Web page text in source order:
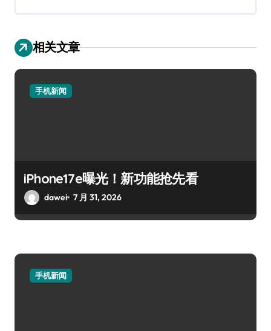
相关文章
手机新闻
iPhone17e曝光！新功能抢先看
dawei 7 月 31, 2026
手机新闻